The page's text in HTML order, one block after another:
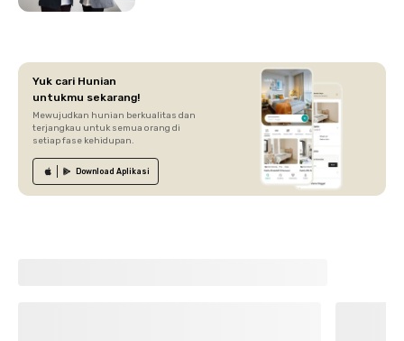
Yuk cari Hunian
untukmu sekarang!
Mewujudkan hunian berkualitas dan
terjangkau untuk semua orang di
setiap fase kehidupan.
Download Aplikasi